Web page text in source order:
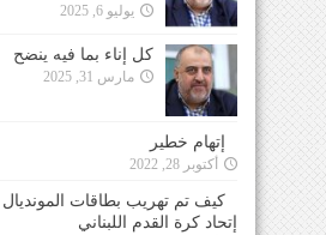
يوليو 6, 2025
كل إناء بما فيه ينضح
مارس 31, 2025
إتهام خطير
أكتوبر 28, 2022
كيف تم تهريب بطاقات المونديال
إتحاد كرة القدم اللبناني